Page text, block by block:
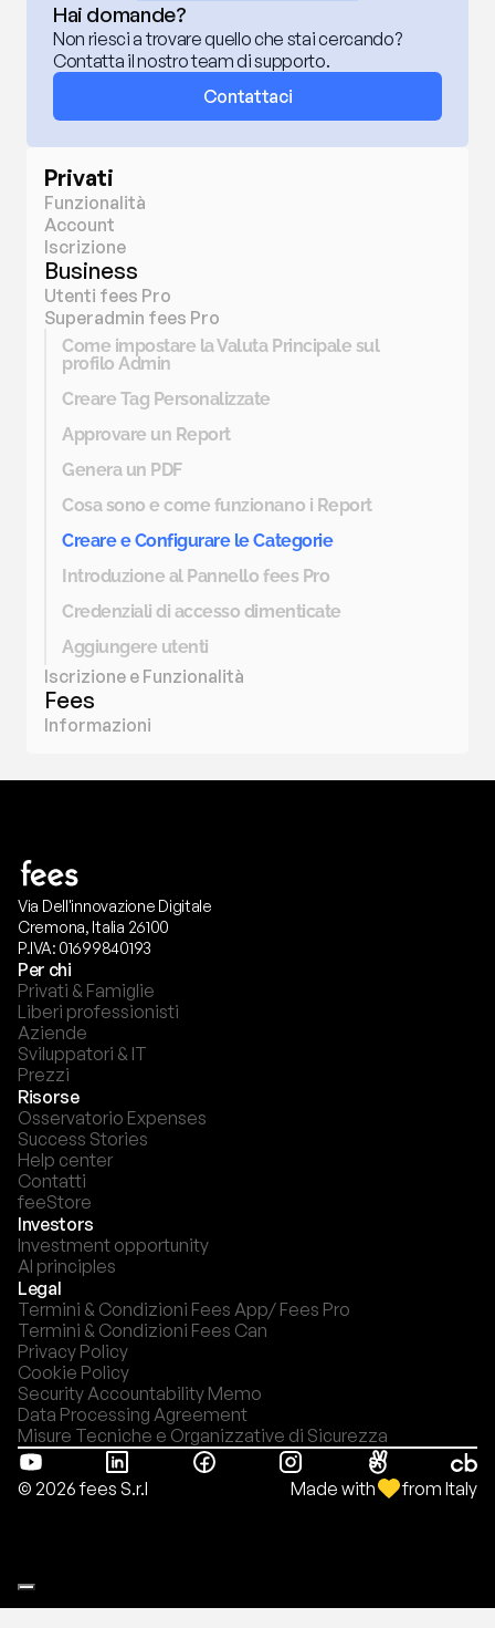
Privati
Funzionalità
Account
Iscrizione
Business
Utenti fees Pro
Superadmin fees Pro
Come impostare la Valuta Principale sul
profilo Admin
Creare Tag Personalizzate
Approvare un Report
Genera un PDF
Cosa sono e come funzionano i Report
Creare e Configurare le Categorie
Introduzione al Pannello fees Pro
Credenziali di accesso dimenticate
Aggiungere utenti
Iscrizione e Funzionalità
Fees
Informazioni
Hai domande?
Non riesci a trovare quello che stai cercando?
Contatta il nostro team di supporto.
Contattaci
Via Dell'innovazione Digitale
Cremona, Italia 26100
P.IVA: 01699840193
Per chi
Privati & Famiglie
Liberi professionisti
Aziende
Sviluppatori & IT
Prezzi
Risorse
Osservatorio Expenses
Success Stories
Help center
Contatti
feeStore
Investors
Investment opportunity
AI principles
Legal
Termini & Condizioni Fees App/ Fees Pro
Termini & Condizioni Fees Can
Privacy Policy
Cookie Policy
Security Accountability Memo
Data Processing Agreement
Misure Tecniche e Organizzative di Sicurezza
© 2026 fees S.r.l Made with from Italy